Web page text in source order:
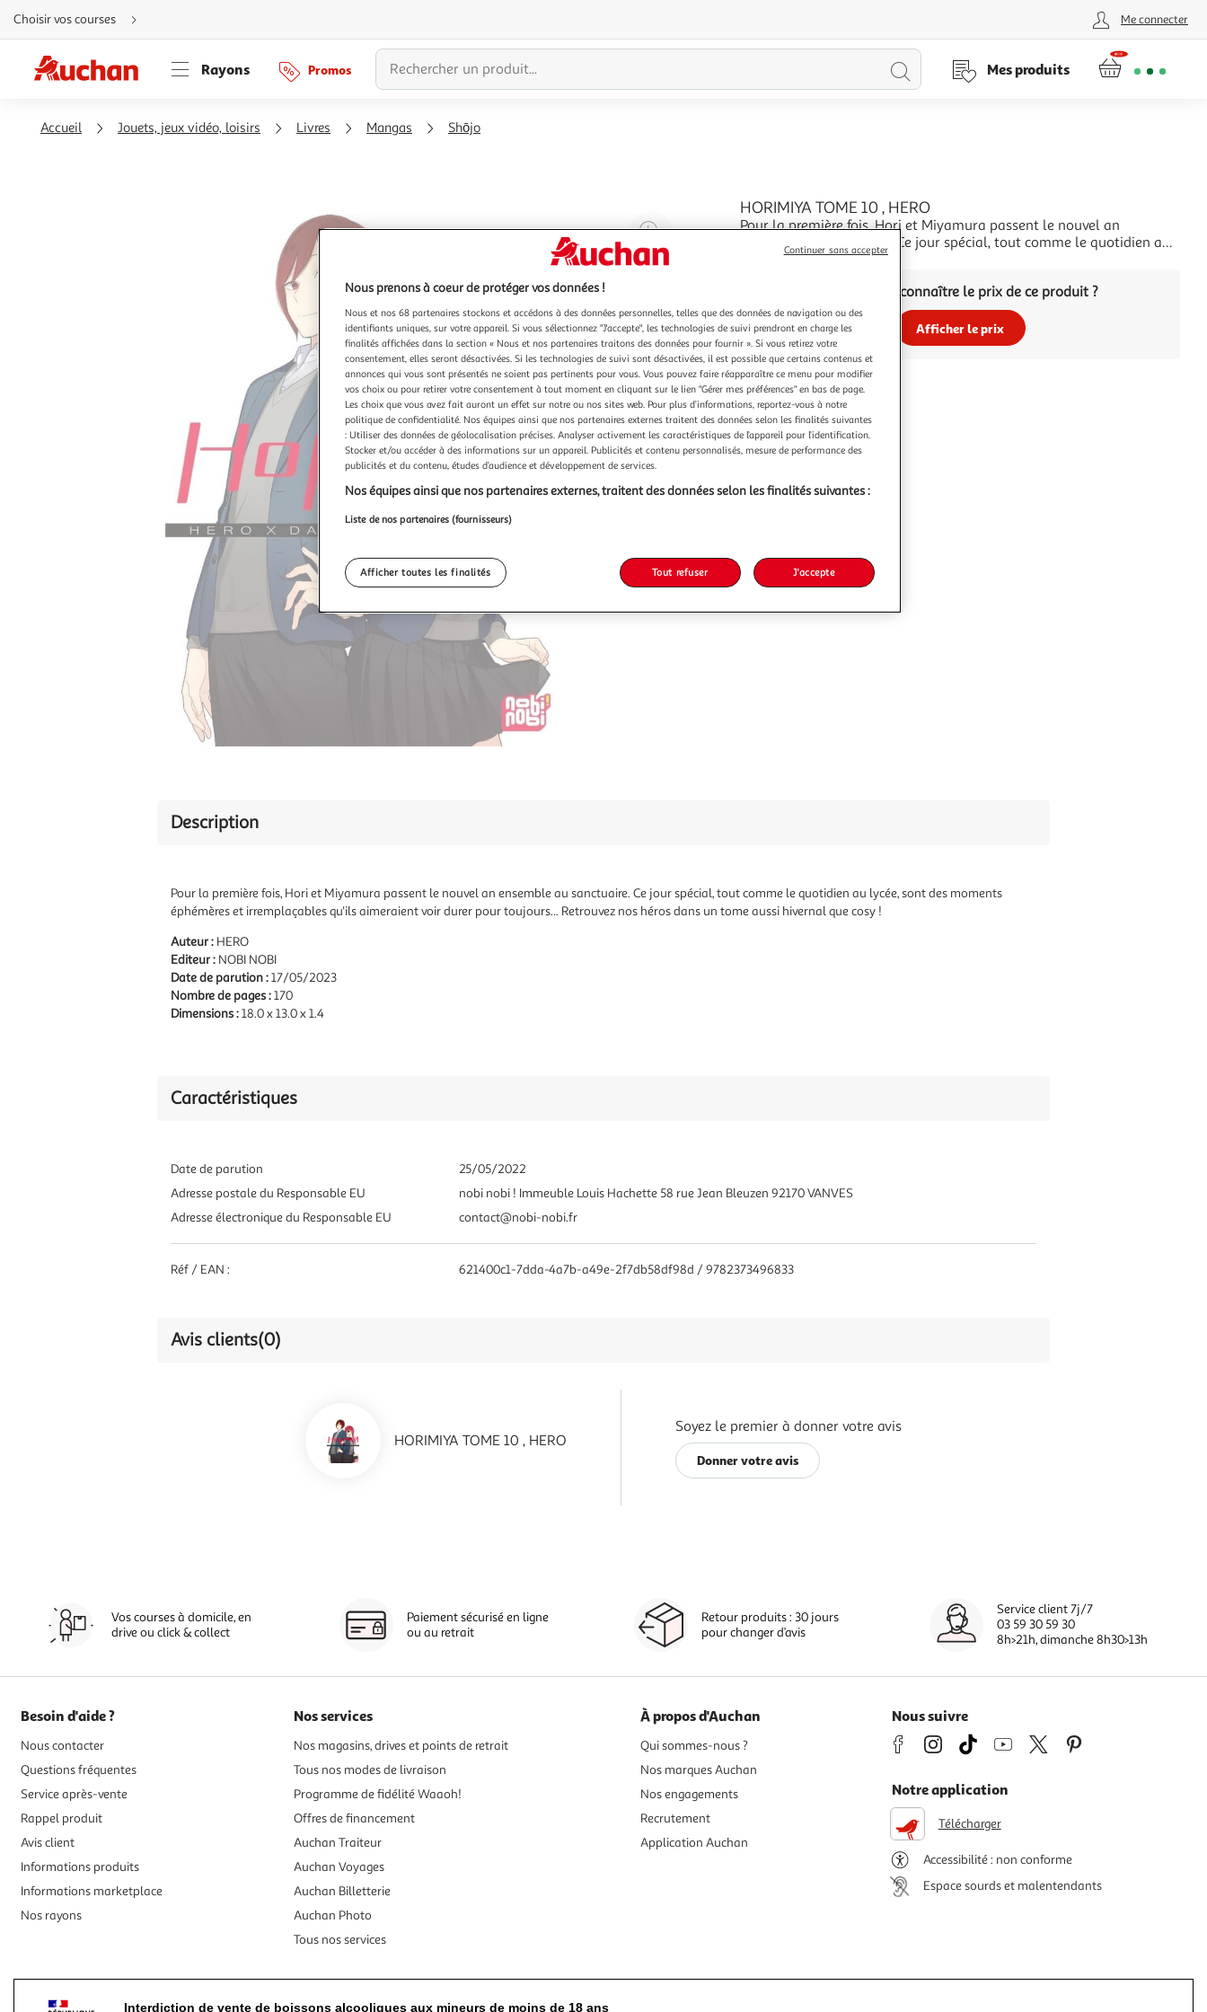
Aller
directement
au
Aller
directement
à
Aller
directement
Choisir vos courses Me connecter
Rayons Promos
Lancer
Mes produits
Accueil Jouets, jeux vidéo, loisirs Livres Mangas Shōjo
Agrandir
l'illustration
à
100
%
Partager
le
produit
HORIMIYA TOME 10 , HERO
Pour la première fois, Hori et Miyamura passent le nouvel an
ensemble au sanctuaire. Ce jour spécial, tout comme le quotidien au
lycée, sont des moments éphémères et irremplaçables qu'ils
tome aussi hivernal que cosy !Auteur : HERO E
En savoir +
Vous voulez connaître le prix de ce produit ?
Afficher le prix
Description
Pour la première fois, Hori et Miyamura passent le nouvel an ensemble au sanctuaire. Ce jour spécial, tout comme le quotidien au lycée, sont des moments
éphémères et irremplaçables qu'ils aimeraient voir durer pour toujours... Retrouvez nos héros dans un tome aussi hivernal que cosy !
Auteur : HERO
Editeur : NOBI NOBI
Date de parution :17/05/2023
Nombre de pages :170
Dimensions :18.0 x 13.0 x 1.4
Caractéristiques
Date de parution
25/05/2022
Adresse postale du Responsable EU
nobi nobi ! Immeuble Louis Hachette 58 rue Jean Bleuzen 92170 VANVES
Adresse électronique du Responsable EU
contact@nobi-nobi.fr
Réf / EAN : 621400c1-7dda-4a7b-a49e-2f7db58df98d / 9782373496833
Avis clients(0)
HORIMIYA TOME 10 , HERO
Soyez le premier à donner votre avis
Donner votre avis
Vos courses à domicile, en
drive ou click & collect
Paiement sécurisé en ligne
ou au retrait
Retour produits : 30 jours
pour changer d’avis
Service client 7j/7
03 59 30 59 30
8h>21h, dimanche 8h30>13h
Besoin d'aide ?
Nous contacter
Questions fréquentes
Service après-vente
Rappel produit
Avis client
Informations produits
Informations marketplace
Nos rayons
Nos services
Nos magasins, drives et points de retrait
Tous nos modes de livraison
Programme de fidélité Waaoh!
Offres de financement
Auchan Traiteur
Auchan Voyages
Auchan Billetterie
Auchan Photo
Tous nos services
À propos d'Auchan
Qui sommes-nous ?
Nos marques Auchan
Nos engagements
Recrutement
Application Auchan
Nous suivre
Notre application
Télécharger
Accessibilité : non conforme
Espace sourds et malentendants
Interdiction de vente de boissons alcooliques aux mineurs de moins de 18 ans
Nous prenons à coeur de protéger vos données !
Nous et nos 68 partenaires stockons et accédons à des données personnelles, telles que des données de navigation ou des
identifiants uniques, sur votre appareil. Si vous sélectionnez "J'accepte", les technologies de suivi prendront en charge les
finalités affichées dans la section « Nous et nos partenaires traitons des données pour fournir ». Si vous retirez votre
consentement, elles seront désactivées. Si les technologies de suivi sont désactivées, il est possible que certains contenus et
annonces qui vous sont présentés ne soient pas pertinents pour vous. Vous pouvez faire réapparaître ce menu pour modifier
vos choix ou pour retirer votre consentement à tout moment en cliquant sur le lien "Gérer mes préférences" en bas de page.
Les choix que vous avez fait auront un effet sur notre ou nos sites web. Pour plus d’informations, reportez-vous à notre
politique de confidentialité. Nos équipes ainsi que nos partenaires externes traitent des données selon les finalités suivantes
: Utiliser des données de géolocalisation précises. Analyser activement les caractéristiques de l’appareil pour l’identification.
Stocker et/ou accéder à des informations sur un appareil. Publicités et contenu personnalisés, mesure de performance des
publicités et du contenu, études d’audience et développement de services.
Nos équipes ainsi que nos partenaires externes, traitent des données selon les finalités suivantes :
Liste de nos partenaires (fournisseurs)
Afficher toutes les finalités Tout refuser J'accepte
Continuer sans accepter